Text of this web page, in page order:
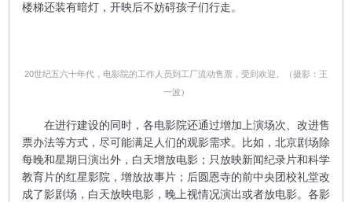
楼梯还装有暗灯，开映后不妨碍孩子们行走。
20世纪五六十年代，电影院的工作人员到工厂流动售票，受到欢迎。（摄影：王
一波）
在进行建设的同时，各电影院还通过增加上演场次、改进售
票办法等方式，尽可能满足人们的观影需求。比如，北京剧场除
每晚和星期日演出外，白天增放电影；只放映新闻纪录片和科学
教育片的红星影院，增放故事片；后圆恩寺的前中央团校礼堂改
成了影剧场，白天放映电影，晚上视情况演出或者放电影。各影